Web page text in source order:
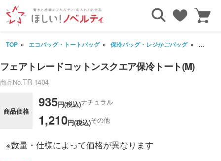
TOP エコバッグ・トートバッグ 保冷バッグ・レジかごバッグ フェア
フェアトレードコットンスクエア保冷トート(M)
商品No.TR-1404
商品価格
935円(税込)ナチュラル
1,210円(税込)その他
※数量・仕様によって価格が異なります